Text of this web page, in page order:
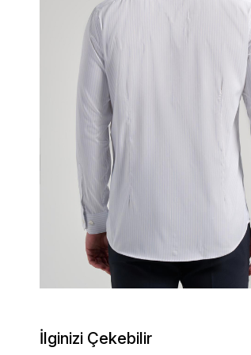
İlginizi Çekebilir